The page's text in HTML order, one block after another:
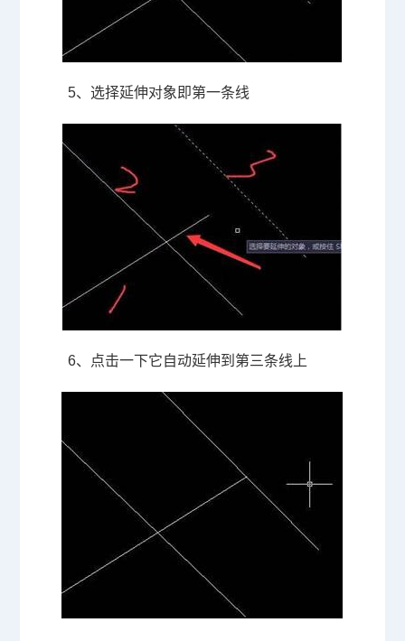
5、选择延伸对象即第一条线
6、点击一下它自动延伸到第三条线上